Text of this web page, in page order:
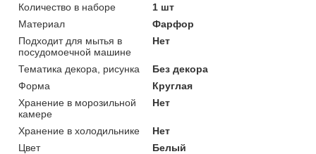
Количество в наборе
1 шт
Материал
Фарфор
Подходит для мытья в
посудомоечной машине
Нет
Тематика декора, рисунка
Без декора
Форма
Круглая
Хранение в морозильной
камере
Нет
Хранение в холодильнике
Нет
Цвет
Белый